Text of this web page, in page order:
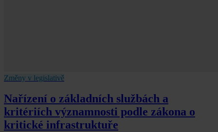
Změny v legislativě
Nařízení o základních službách a
kritériích významnosti podle zákona o
kritické infrastruktuře